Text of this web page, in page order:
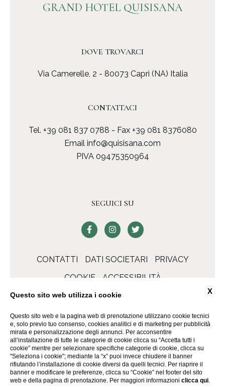
GRAND HOTEL QUISISANA
DOVE TROVARCI
Via Camerelle, 2 - 80073 Capri (NA) Italia
CONTATTACI
Tel. +39 081 837 0788 - Fax +39 081 8376080
Email info@quisisana.com
PIVA 09475350964
SEGUICI SU
CONTATTI DATI SOCIETARI
PRIVACY
COOKIE
ACCESSIBILITÀ
WEBSITE BY BLASTNESS
X
Questo sito web utilizza i cookie
Questo sito web e la pagina web di prenotazione utilizzano cookie tecnici
e, solo previo tuo consenso, cookies analitici e di marketing per pubblicità
mirata e personalizzazione degli annunci. Per acconsentire
all’installazione di tutte le categorie di cookie clicca su “Accetta tutti i
cookie” mentre per selezionare specifiche categorie di cookie, clicca su
"Seleziona i cookie"; mediante la “x” puoi invece chiudere il banner
rifiutando l’installazione di cookie diversi da quelli tecnici. Per riaprire il
banner e modificare le preferenze, clicca su “Cookie” nel footer del sito
web e della pagina di prenotazione. Per maggiori informazioni clicca qui.